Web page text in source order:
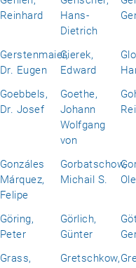
Reinhard
Hans-
Dietrich
Gerstenmaier,
Dr. Eugen
Gierek,
Edward
Goebbels,
Dr. Josef
Goethe,
Johann
Wolfgang
von
Gonzáles
Márquez,
Felipe
Gorbatschow,
Michail S.
Göring,
Peter
Görlich,
Günter
Grass,
Gretschkow,